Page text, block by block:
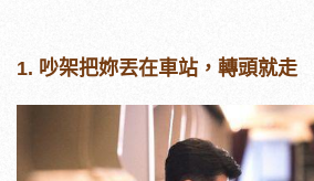
1. 吵架把妳丟在車站，轉頭就走